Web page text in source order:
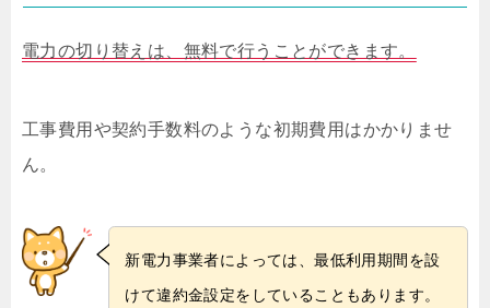
電力の切り替えは、無料で行うことができます。
工事費用や契約手数料のような初期費用はかかりませ
ん。
新電力事業者によっては、最低利用期間を設
けて違約金設定をしていることもあります。